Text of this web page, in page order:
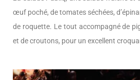
œuf poché, de tomates séchées,
de roquette. Le tout accompagné de
et de croutons, pour un excellent